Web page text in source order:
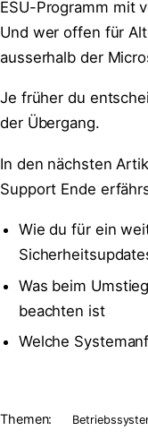
ESU-Programm mit
Und wer offen für
ausserhalb der
Je früher du
der Übergang.
In den nächsten
Support Ende
Wie du für ein
Was beim
beachten ist
Welche
Themen: